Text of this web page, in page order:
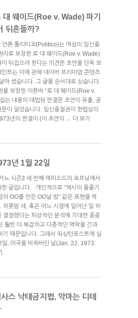
대 웨이드(Roe v. Wade) 파기
뒤흔들까?
언론 폴리티코(Politico)는 여성의 임신중
리로 보장한 로 대 웨이드(Roe v. Wade)
뒤집으려 한다는 의견문 초안을 단독 보
트는 이에 관해 네이버 프리미엄 콘텐츠
아 썼습니다. 그 글을 순서대로 싣습니다.
을 보장한 이른바 “로 대 웨이드(Roe v.
는 내용의 대법원 판결문 초안이 유출, 공
이 일었습니다. 임신중절권이 헌법상의
년의 판결이 (이 초안의
→ 더 보기
년 1월 22일
노 시즌3 세 번째 에피소드의 오프닝에서
글입니다. 개인적으로 “역사의 물줄기
의 OO를 만든 OO날 밤” 같은 표현을 썩
하룻밤 새, 혹은 어느 시점에 일어난 일 하
결정했다는 피상적인 분석에 기대면 종종
훨씬 더 복잡하고 다층적인 맥락을 간과
기 때문입니다. 그래서 워싱턴포스트에 실
일, 미국을 바꿔버린 날(Jan. 22, 1973:
스 낙태금지법, 악마는 디테